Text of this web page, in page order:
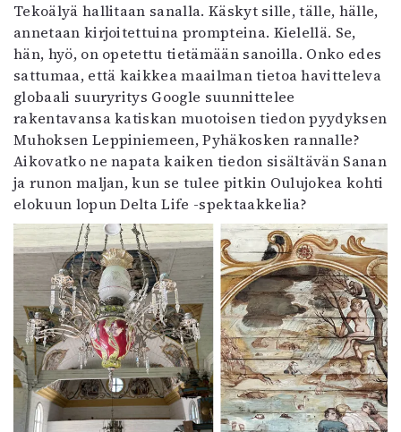
Tekoälyä hallitaan sanalla. Käskyt sille, tälle, hälle,
annetaan kirjoitettuina prompteina. Kielellä. Se,
hän, hyö, on opetettu tietämään sanoilla. Onko edes
sattumaa, että kaikkea maailman tietoa havitteleva
globaali suuryritys Google suunnittelee
rakentavansa katiskan muotoisen tiedon pyydyksen
Muhoksen Leppiniemeen, Pyhäkosken rannalle?
Aikovatko ne napata kaiken tiedon sisältävän Sanan
ja runon maljan, kun se tulee pitkin Oulujokea kohti
elokuun lopun Delta Life -spektaakkelia?